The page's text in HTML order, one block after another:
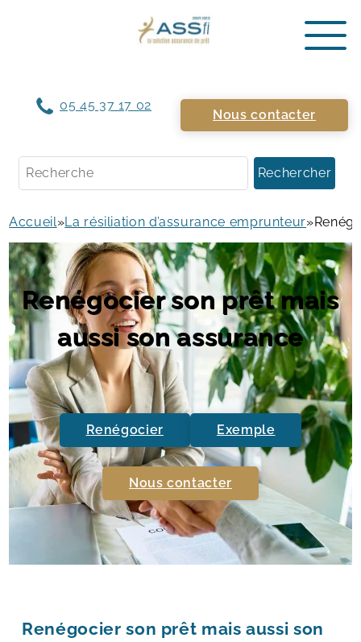
05 45 37 17 02
Nous contacter
Rechercher
Accueil»La résiliation d’assurance emprunteur»
Renégocier son prêt mais
aussi son assurance
Renégocier Exemple
Nous contacter
Renégocier son prêt mais aussi son